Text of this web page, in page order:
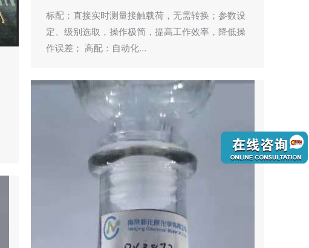
标配：直接实时测量接触载荷，无需转换；参数设
定、级别选取，操作极简，提高工作效率，降低操
作误差； 高配：自动化…